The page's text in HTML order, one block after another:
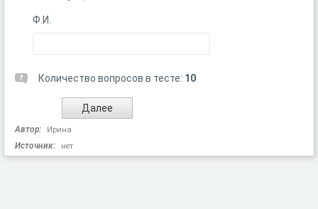
Ф.И.
Количество вопросов в тесте: 10
Автор: Ирина
Источник: нет